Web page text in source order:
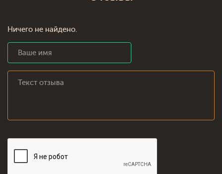
Ничего не найдено.